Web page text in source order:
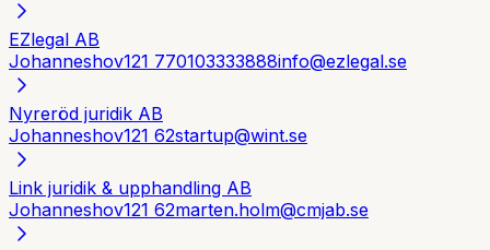
EZlegal AB
Johanneshov121 770103333888info@ezlegal.se
Nyreröd juridik AB
Johanneshov121 62startup@wint.se
Link juridik & upphandling AB
Johanneshov121 62marten.holm@cmjab.se